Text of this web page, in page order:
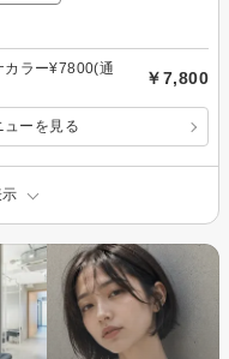
カラー¥7800(通
￥7,800
ューを見る